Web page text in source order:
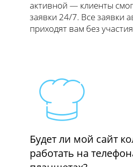
активной — клиенты
заявки 24/7. Все заявки
приходят вам без
Будет ли мой сайт
работать на